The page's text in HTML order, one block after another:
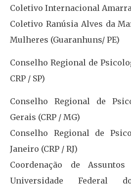
Coletivo Internacional
Coletivo Ranúsia Alves da
Mulheres (Guaranhuns/ PE)
Conselho Regional de
CRP / SP)
Conselho Regional de
Gerais (CRP / MG)
Conselho Regional de
Janeiro (CRP / RJ)
Coordenação de
Universidade Federal